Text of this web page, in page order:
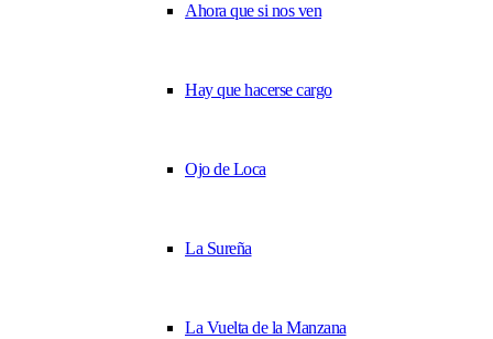
Ahora que si nos ven
Hay que hacerse cargo
Ojo de Loca
La Sureña
La Vuelta de la Manzana